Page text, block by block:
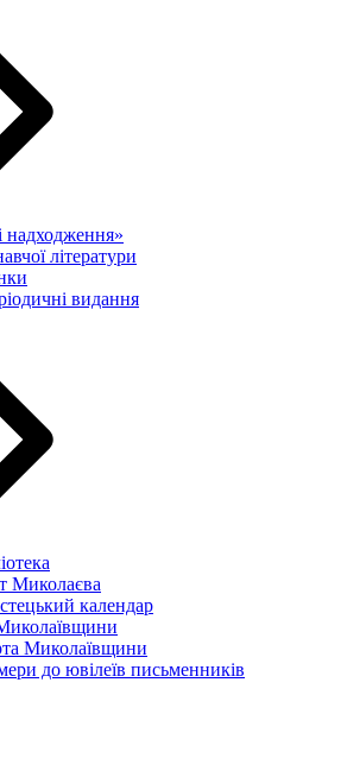
надходження»
літератури
видання
Миколаєва
календар
Миколаївщини
до ювілеїв письменників